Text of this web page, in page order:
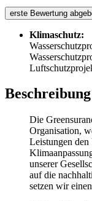
erste Bewertung
Klimaschutz:
Die
Organisation,
Leistungen
unserer
auf die
setzen wir